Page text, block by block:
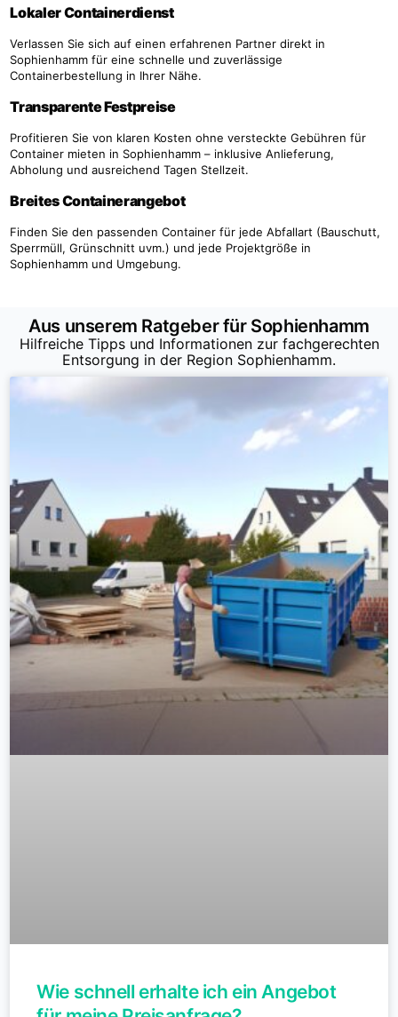
Lokaler Containerdienst
Verlassen Sie sich auf einen erfahrenen Partner direkt in
Sophienhamm für eine schnelle und zuverlässige
Containerbestellung in Ihrer Nähe.
Transparente Festpreise
Profitieren Sie von klaren Kosten ohne versteckte Gebühren für
Container mieten in Sophienhamm – inklusive Anlieferung,
Abholung und ausreichend Tagen Stellzeit.
Breites Containerangebot
Finden Sie den passenden Container für jede Abfallart (Bauschutt,
Sperrmüll, Grünschnitt uvm.) und jede Projektgröße in
Sophienhamm und Umgebung.
Aus unserem Ratgeber für Sophienhamm
Hilfreiche Tipps und Informationen zur fachgerechten
Entsorgung in der Region Sophienhamm.
Wie schnell erhalte ich ein Angebot